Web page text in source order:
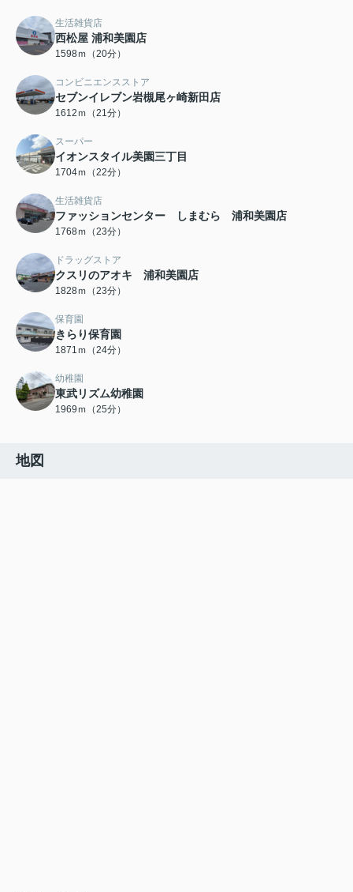
生活雑貨店
西松屋 浦和美園店
1598ｍ（20分）
コンビニエンスストア
セブンイレブン岩槻尾ヶ崎新田店
1612ｍ（21分）
スーパー
イオンスタイル美園三丁目
1704ｍ（22分）
生活雑貨店
ファッションセンター しまむら 浦和美園店
1768ｍ（23分）
ドラッグストア
クスリのアオキ 浦和美園店
1828ｍ（23分）
保育園
きらり保育園
1871ｍ（24分）
幼稚園
東武リズム幼稚園
1969ｍ（25分）
地図